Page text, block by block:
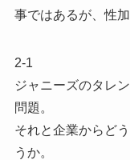
事ではあるが、性
2-1
ジャニーズのタレ
問題。
それと企業からど
うか。